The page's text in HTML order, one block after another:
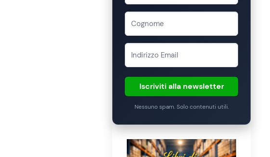
Iscriviti alla newsletter
Nessuno spam. Solo contenuti utili.